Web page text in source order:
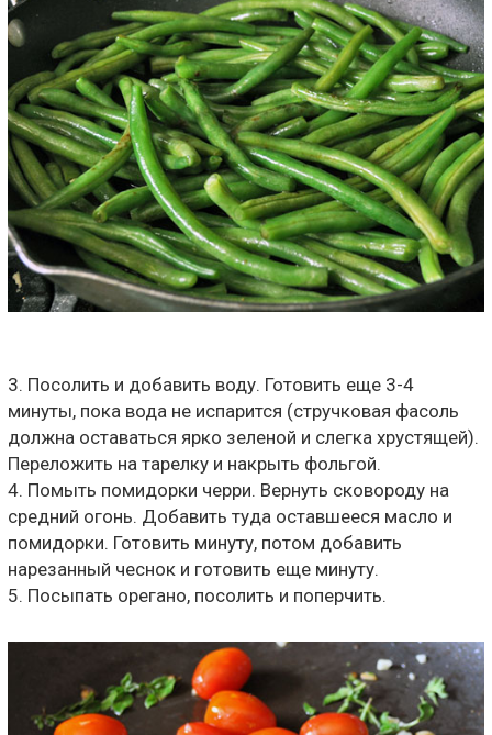
3. Посолить и добавить воду. Готовить еще 3-4
минуты, пока вода не испарится (стручковая фасоль
должна оставаться ярко зеленой и слегка хрустящей).
Переложить на тарелку и накрыть фольгой.
4. Помыть помидорки черри. Вернуть сковороду на
средний огонь. Добавить туда оставшееся масло и
помидорки. Готовить минуту, потом добавить
нарезанный чеснок и готовить еще минуту.
5. Посыпать орегано, посолить и поперчить.